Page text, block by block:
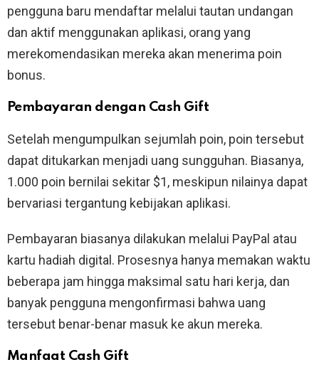
pengguna baru mendaftar melalui tautan undangan
dan aktif menggunakan aplikasi, orang yang
merekomendasikan mereka akan menerima poin
bonus.
Pembayaran dengan Cash Gift
Setelah mengumpulkan sejumlah poin, poin tersebut
dapat ditukarkan menjadi uang sungguhan. Biasanya,
1.000 poin bernilai sekitar $1, meskipun nilainya dapat
bervariasi tergantung kebijakan aplikasi.
Pembayaran biasanya dilakukan melalui PayPal atau
kartu hadiah digital. Prosesnya hanya memakan waktu
beberapa jam hingga maksimal satu hari kerja, dan
banyak pengguna mengonfirmasi bahwa uang
tersebut benar-benar masuk ke akun mereka.
Manfaat Cash Gift